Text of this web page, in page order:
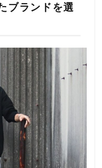
ブランドを選